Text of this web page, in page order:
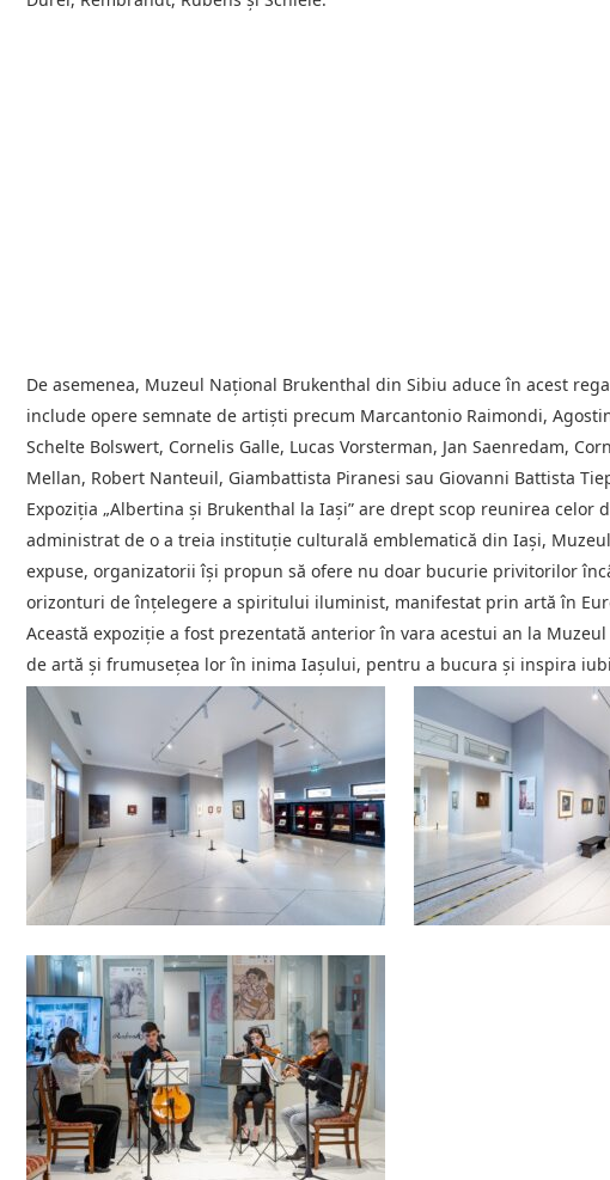
De asemenea, Muzeul Național Brukenthal din Sibiu aduce în acest
include opere semnate de artiști precum Marcantonio Raimondi,
Schelte Bolswert, Cornelis Galle, Lucas Vorsterman, Jan Saenredam,
Mellan, Robert Nanteuil, Giambattista Piranesi sau Giovanni Battista
Expoziția „Albertina și Brukenthal la Iași” are drept scop reunirea
administrat de o a treia instituție culturală emblematică din Iași,
expuse, organizatorii își propun să ofere nu doar bucurie privitorilor
orizonturi de înțelegere a spiritului iluminist, manifestat prin artă în
Această expoziție a fost prezentată anterior în vara acestui an la
de artă și frumusețea lor în inima Iașului, pentru a bucura și inspira